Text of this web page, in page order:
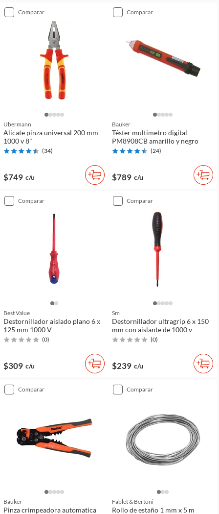
comparar
Ubermann
Alicate pinza universal 200 mm
1000 v 8"
(34)
$749 c/u
comparar
Bauker
Téster multimetro digital
PM8908CB amarillo y negro
(24)
$789 c/u
comparar
Best Value
Destornillador aislado plano 6 x
125 mm 1000 V
(0)
$309 c/u
comparar
Sm
Destornillador ultragrip 6 x 150
mm con aislante de 1000 v
(0)
$239 c/u
comparar
Bauker
Pinza crimpeadora automatica
comparar
Fablet & Bertoni
Rollo de estaño 1 mm x 5 m